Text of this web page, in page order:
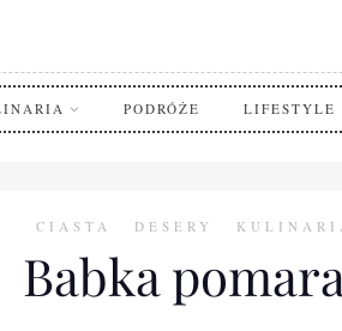
PODRÓŻE LIFESTYLE
CIASTA DESERY
Babka